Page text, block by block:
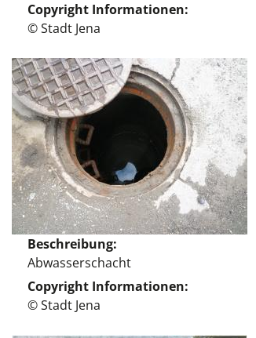
Copyright Informationen
© Stadt Jena
Beschreibung
Abwasserschacht
Copyright Informationen
© Stadt Jena